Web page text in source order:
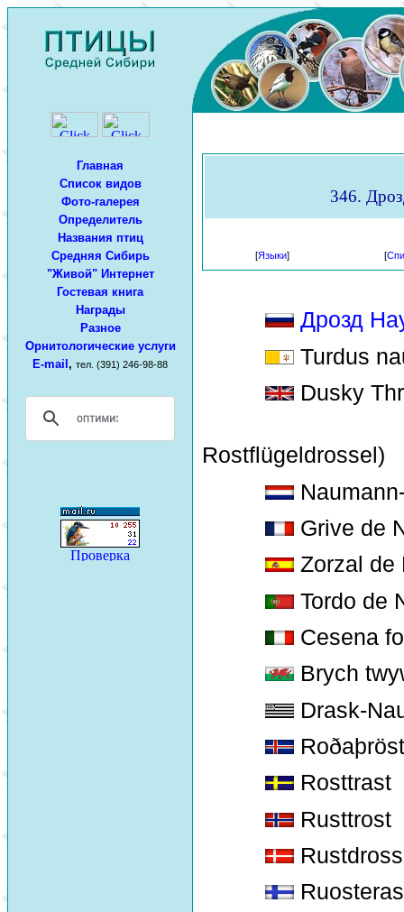
Главная
Список видов
Фото-галерея
Определитель
Названия птиц
Средняя Сибирь
"Живой" Интернет
Гостевая книга
Награды
Разное
Орнитологические услуги
E-mail , тел. (391) 246-98-88
346.
[Языки] [
Дрозд
Turdus
Dusky
Rostflügeldrossel)
Grive de
Zorzal de
Tordo de
Cesena
Brych
Drask-
Rosttrast
Rusttrost